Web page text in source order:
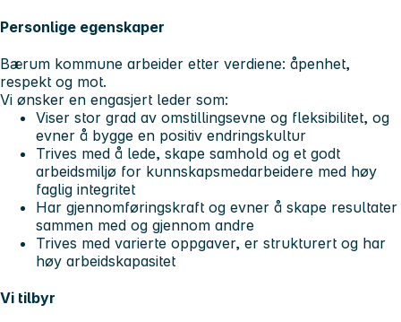
Personlige egenskaper
Bærum kommune arbeider etter verdiene: åpenhet,
respekt og mot.
Vi ønsker en engasjert leder som:
Viser stor grad av omstillingsevne og fleksibilitet, og
evner å bygge en positiv endringskultur
Trives med å lede, skape samhold og et godt
arbeidsmiljø for kunnskapsmedarbeidere med høy
faglig integritet
Har gjennomføringskraft og evner å skape resultater
sammen med og gjennom andre
Trives med varierte oppgaver, er strukturert og har
høy arbeidskapasitet
Vi tilbyr